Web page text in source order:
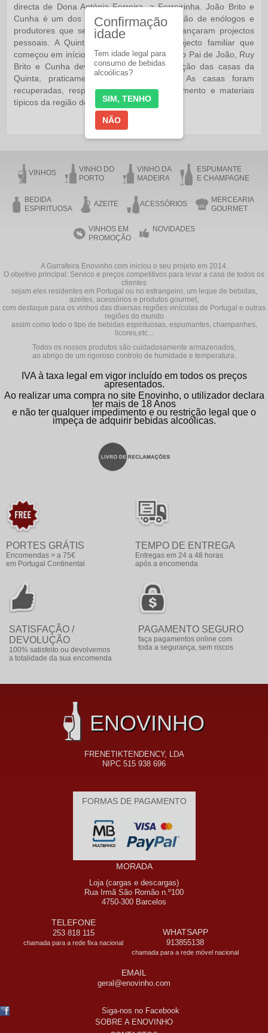
directa de Dona Antónia Ferreira, a Ferreirinha. João Brito e
Cunha é um dos exemplos da nova geração de enólogos e
produtores que se instalaram no Douroe lançaram projectos
pessoais. A Quinta de S. José é um projecto familiar que
começou em início de 1999, pela vontade do Pai de João, Ruy
Brito e Cunha devido à excelente localização das casas da
Quinta, praticamente em cima do rio. As casas foram
recuperadas, respeitando o seu enquadramento e materiais
típicos da região do Douro.
VINHOS
VINHO DO
PORTO
VINHO DA
MADEIRA
ESPUMANTE
E CHAMPAGNE
BEDIDA
ESPIRITUOSA
AZEITE ACESSÓRIOS
MERCEARIA
GOURMET
VINHOS EM
PROMOÇÃO
NOVIDADES
A Garrafeira Enovinho.com iniciou o seu projeto em 2014.
O objetivo principal: Servico e preços competitivos para levar a casa de todos os
clientes
sejam eles residentes em Portugal ou no estrangeiro, um leque de bebidas,
azeites, acessórios e produtos gourmet,
com destaque para os vinhos das diversas regiões vinícolas de Portugal e outras
regiões do mundo
assim como todo o tipo de bebidas espirituosas, espumantes, champanhes,
licores,etc...
Todos os nossos produtos são cuidadosamente armazenados,
ao abrigo de um rigoroso controlo de humidade e temperatura.
IVA à taxa legal em vigor incluído em todos os preços
apresentados.
Ao realizar uma compra no site Enovinho, o utilizador declara
ter mais de 18 Anos
e não ter qualquer impedimento e ou restrição legal que o
impeça de adquirir bebidas alcoólicas.
PORTES GRÁTIS
Encomendas > a 75€
em Portugal Continental
TEMPO DE ENTREGA
Entregas em 24 a 48 horas
após a encomenda
SATISFAÇÃO /
DEVOLUÇÃO
100% satisfeito ou devolvemos
a totalidade da sua encomenda
PAGAMENTO SEGURO
faça pagamentos online com
toda a segurança, sem riscos
ENOVINHO
FRENETIKTENDENCY, LDA
NIPC 515 938 696
FORMAS DE PAGAMENTO
MORADA
Loja (cargas e descargas)
Rua Irmã São Romão n.º100
4750-300 Barcelos
TELEFONE
253 818 115
chamada para a rede fixa nacional
WHATSAPP
913855138
chamada para a rede móvel nacional
EMAIL
geral@enovinho.com
Siga-nos no Facebook
SOBRE A ENOVINHO
Confirmação
idade
Tem idade legal para
consumo de bebidas
alcoólicas?
SIM, TENHO
NÃO